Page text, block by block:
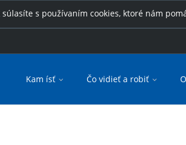
s používaním cookies, ktoré nám
Kam ísť Čo vidieť a robiť